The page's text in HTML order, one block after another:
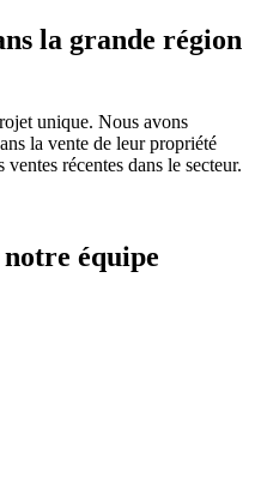
la grande région
unique. Nous avons
la vente de leur propriété
récentes dans le secteur.
équipe